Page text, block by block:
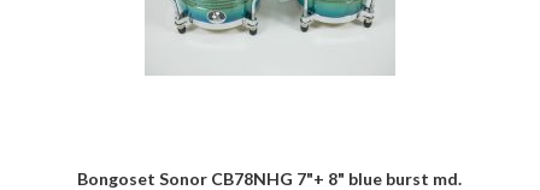
Bongoset Sonor CB78NHG 7"+ 8" blue burst md.